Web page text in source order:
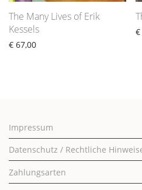
The Many Lives of Erik
Kessels
€ 67,00
€
Impressum
Datenschutz / Rechtliche
Zahlungsarten